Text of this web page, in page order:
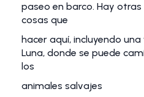
paseo en barco. Hay
cosas que
hacer aquí, incluyendo
Luna, donde se puede
los
animales salvajes